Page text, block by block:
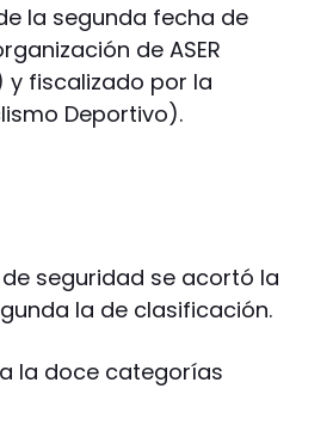
la segunda fecha de
de ASER
y fiscalizado por la
Deportivo).
seguridad se acortó la
la de clasificación.
la doce categorías